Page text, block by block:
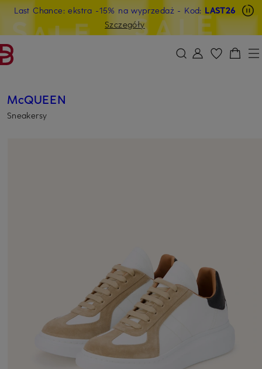
PRZEJDŹ DO GŁÓWNEJ TREŚCI PRZEJDŹ DO WYSZUKIWANIA
Last Chance: ekstra -15% na wyprzedaż - Kod: LAST26
Szczegóły
McQUEEN
Sneakersy